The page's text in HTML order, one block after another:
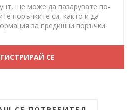
ще може да пазарувате по-
поръчките си, както и да
за предишни поръчки.